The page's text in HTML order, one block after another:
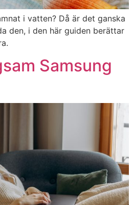
Apple iPhone 17
Apple iPhone 17 Pro
Max
S10 Lite
Galaxy Z
Flip7
i vatten? Då är det ganska
den, i den här guiden berättar
Samsung